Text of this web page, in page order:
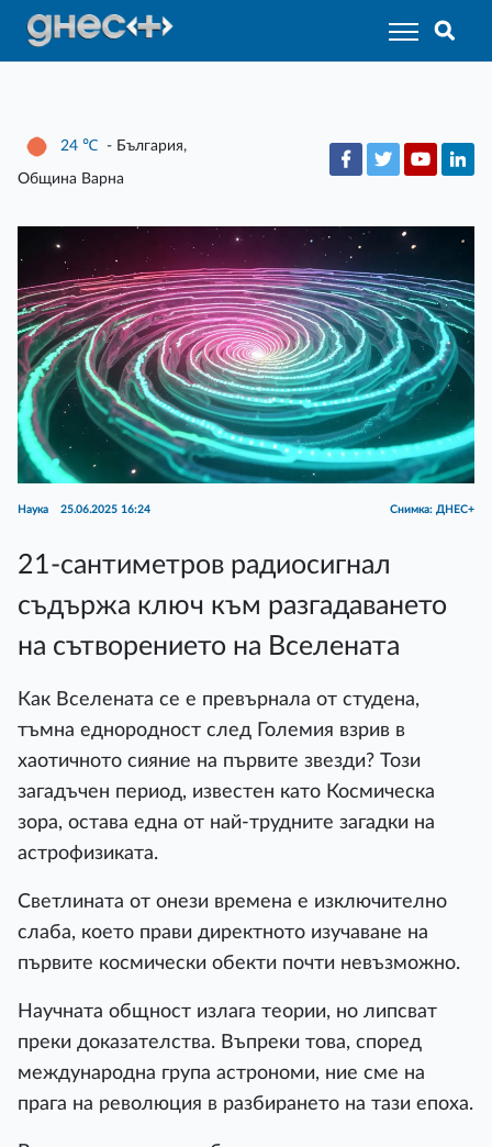
24 ℃ - България,
Община Варна
Наука 25.06.2025 16:24 Снимка: ДНЕС+
21-сантиметров радиосигнал
съдържа ключ към разгадаването
на сътворението на Вселената
Как Вселената се e превърнала от студена,
тъмна еднородност след Големия взрив в
хаотичното сияние на първите звезди? Този
загадъчен период, известен като Космическа
зора, остава една от най-трудните загадки на
астрофизиката.
Светлината от онези времена е изключително
слаба, което прави директното изучаване на
първите космически обекти почти невъзможно.
Научната общност излага теории, но липсват
преки доказателства. Въпреки това, според
международна група астрономи, ние сме на
прага на революция в разбирането на тази епоха.